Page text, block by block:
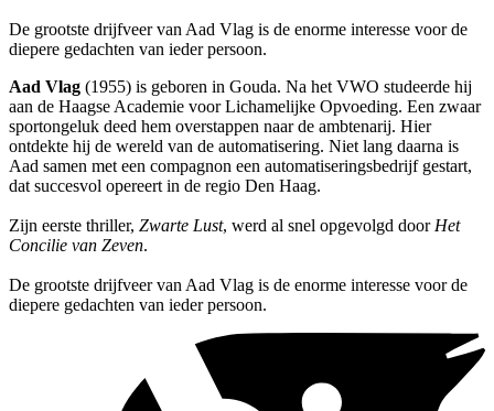
De grootste drijfveer van Aad Vlag is de enorme interesse voor de
diepere gedachten van ieder persoon.
Aad Vlag (1955) is geboren in Gouda. Na het VWO studeerde hij
aan de Haagse Academie voor Lichamelijke Opvoeding. Een zwaar
sportongeluk deed hem overstappen naar de ambtenarij. Hier
ontdekte hij de wereld van de automatisering. Niet lang daarna is
Aad samen met een compagnon een automatiseringsbedrijf gestart,
dat succesvol opereert in de regio Den Haag.
Zijn eerste thriller, Zwarte Lust, werd al snel opgevolgd door Het
Concilie van Zeven.
De grootste drijfveer van Aad Vlag is de enorme interesse voor de
diepere gedachten van ieder persoon.